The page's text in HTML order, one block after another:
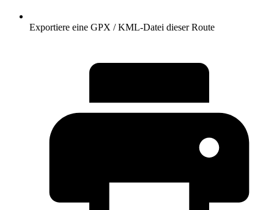
Exportiere eine GPX / KML-Datei dieser Route